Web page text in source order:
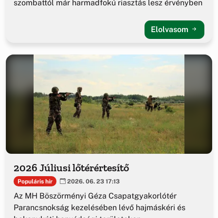
szombattól már harmadfokú riasztás lesz érvényben
Elolvasom
2026 Júliusi lőtérértesítő
Populáris hír 2026. 06. 23 17:13
Az MH Böszörményi Géza Csapatgyakorlótér
Parancsnokság kezelésében lévő hajmáskéri és